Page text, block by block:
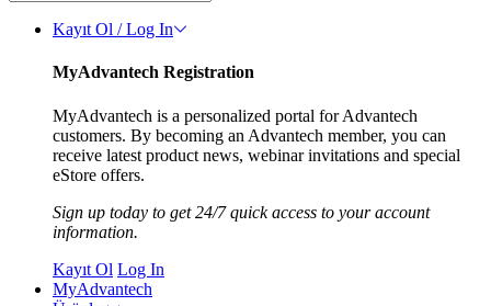
Kayıt Ol / Log In
MyAdvantech Registration
MyAdvantech is a personalized portal for Advantech
customers. By becoming an Advantech member, you can
receive latest product news, webinar invitations and special
eStore offers.
Sign up today to get 24/7 quick access to your account
information.
Kayıt Ol Log In
MyAdvantech